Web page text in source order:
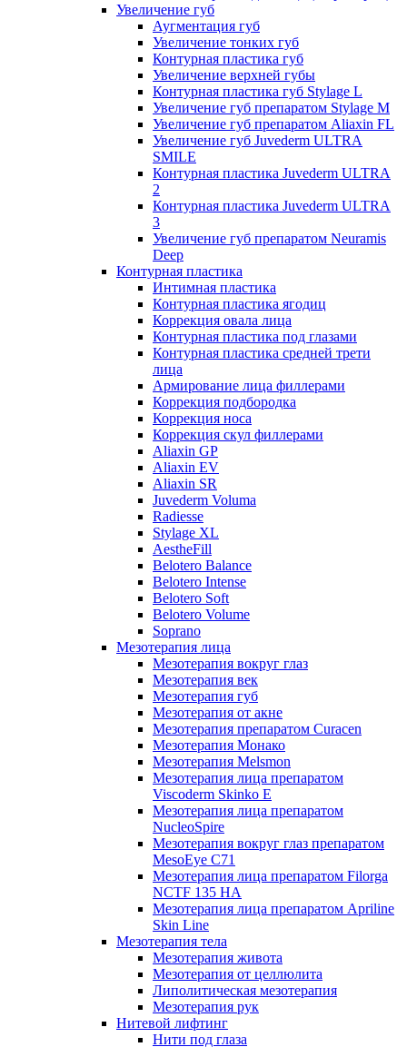
Увеличение губ
Аугментация губ
Увеличение тонких губ
Контурная пластика губ
Увеличение верхней губы
Контурная пластика губ Stylage L
Увеличение губ препаратом Stylage M
Увеличение губ препаратом Aliaxin FL
Увеличение губ Juvederm ULTRA
SMILE
Контурная пластика Juvederm ULTRA
2
Контурная пластика Juvederm ULTRA
3
Увеличение губ препаратом Neuramis
Deep
Контурная пластика
Интимная пластика
Контурная пластика ягодиц
Коррекция овала лица
Контурная пластика под глазами
Контурная пластика средней трети
лица
Армирование лица филлерами
Коррекция подбородка
Коррекция носа
Коррекция скул филлерами
Aliaxin GP
Aliaxin EV
Aliaxin SR
Juvederm Voluma
Radiesse
Stylage XL
AestheFill
Belotero Balance
Belotero Intense
Belotero Soft
Belotero Volume
Soprano
Мезотерапия лица
Мезотерапия вокруг глаз
Мезотерапия век
Мезотерапия губ
Мезотерапия от акне
Мезотерапия препаратом Curacen
Мезотерапия Монако
Мезотерапия Melsmon
Мезотерапия лица препаратом
Viscoderm Skinko E
Мезотерапия лица препаратом
NucleoSpire
Мезотерапия вокруг глаз препаратом
MesoEye С71
Мезотерапия лица препаратом Filorga
NCTF 135 HA
Мезотерапия лица препаратом Apriline
Skin Line
Мезотерапия тела
Мезотерапия живота
Мезотерапия от целлюлита
Липолитическая мезотерапия
Мезотерапия рук
Нитевой лифтинг
Нити под глаза